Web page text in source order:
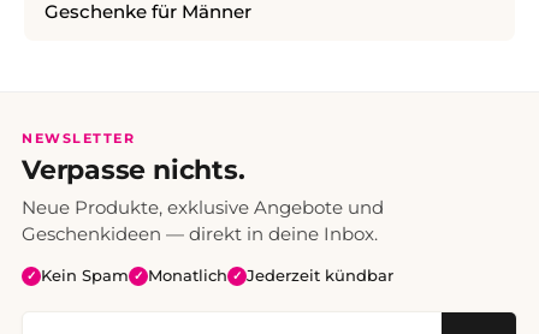
Geschenke für Männer
NEWSLETTER
Verpasse nichts.
Neue Produkte, exklusive Angebote und
Geschenkideen — direkt in deine Inbox.
✓ Kein Spam ✓ Monatlich ✓ Jederzeit kündbar